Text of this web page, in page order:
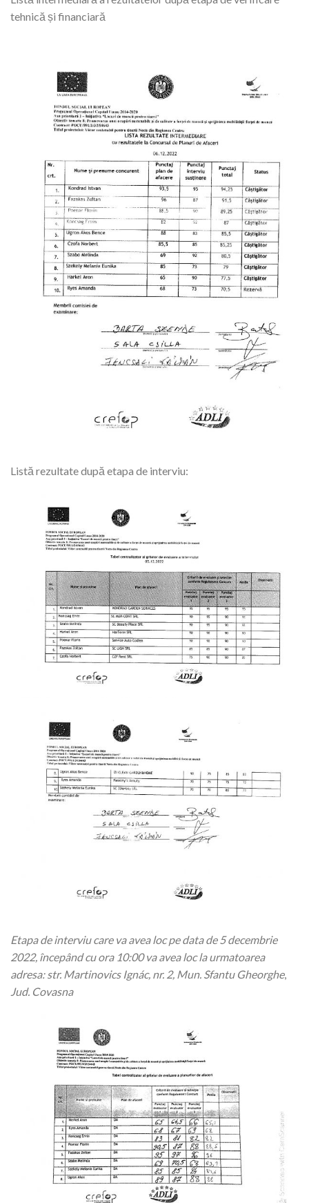
tehnică și financiară
Listă rezultate după etapa de interviu:
Etapa de interviu care va avea loc pe data de 5 decembrie
2022, începând cu ora 10:00 va avea loc la urmatoarea
adresa: str. Martinovics Ignác, nr. 2, Mun. Sfantu Gheorghe,
Jud. Covasna